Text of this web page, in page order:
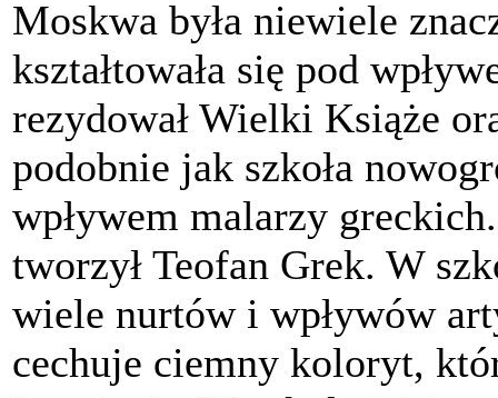
Moskwa była niewiele
kształtowała się pod
rezydował Wielki Książe
podobnie jak szkoła
wpływem malarzy
tworzył Teofan Grek. W
wiele nurtów i wpływów
cechuje ciemny koloryt,